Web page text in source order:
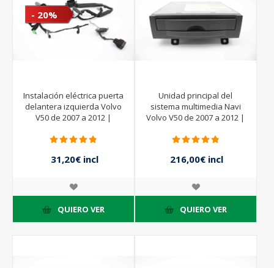
- 20%
Instalación eléctrica puerta
delantera izquierda Volvo
V50 de 2007 a 2012 |
31,20€ incl
impuestos
QUIERO VER
- 20%
Unidad principal del
sistema multimedia Navi
Volvo V50 de 2007 a 2012 |
216,00€ incl
impuestos
QUIERO VER